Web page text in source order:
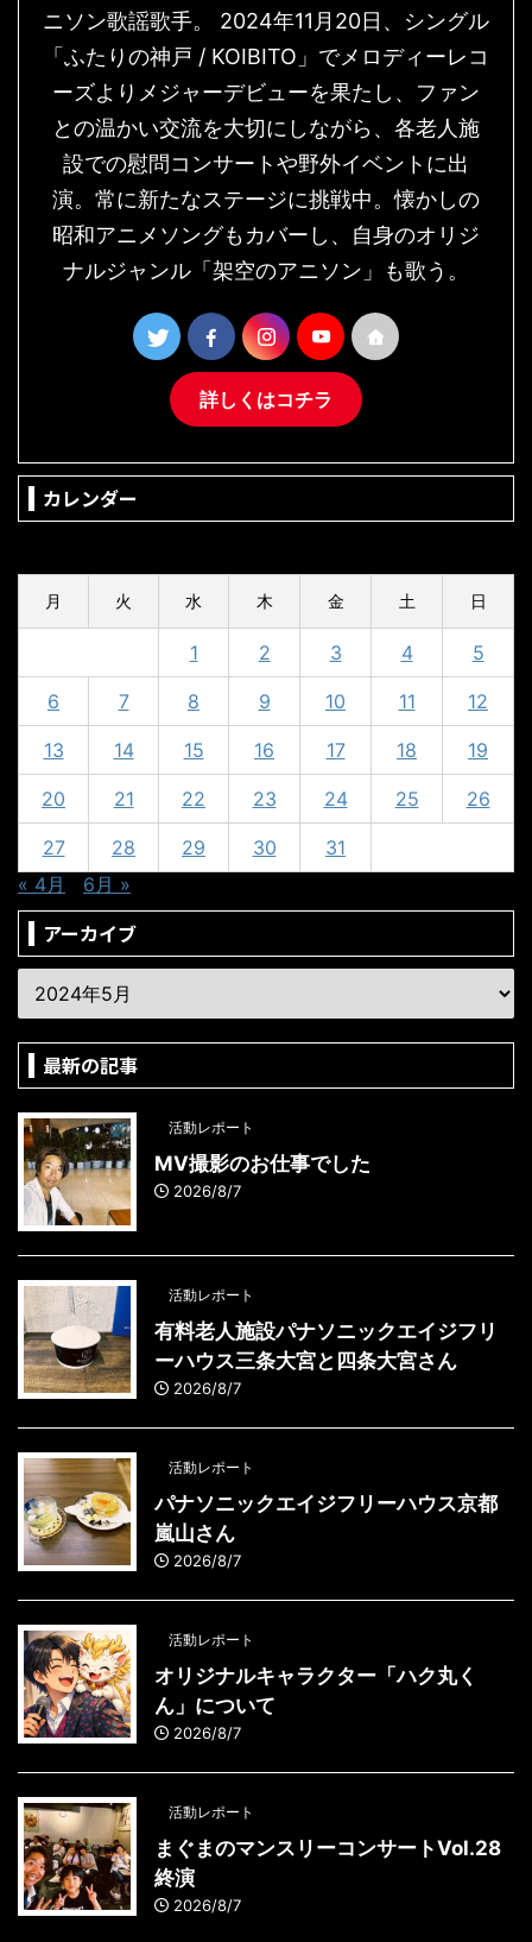
ニソン歌謡歌手。 2024年11月20日、シングル
「ふたりの神戸 / KOIBITO」でメロディーレコ
ーズよりメジャーデビューを果たし、ファン
との温かい交流を大切にしながら、各老人施
設での慰問コンサートや野外イベントに出
演。常に新たなステージに挑戦中。懐かしの
昭和アニメソングもカバーし、自身のオリジ
ナルジャンル「架空のアニソン」も歌う。
詳しくはコチラ
カレンダー
月 火 水 木 金 土 日
1 2 3 4 5
6 7 8 9 10 11 12
13 14 15 16 17 18 19
20 21 22 23 24 25 26
27 28 29 30
31
« 4月
6月 »
アーカイブ
最新の記事
活動レポート
MV撮影のお仕事でした
2026/8/7
活動レポート
有料老人施設パナソニックエイジフリ
ーハウス三条大宮と四条大宮さん
2026/8/7
活動レポート
パナソニックエイジフリーハウス京都
嵐山さん
2026/8/7
活動レポート
オリジナルキャラクター「ハク丸く
ん」について
2026/8/7
活動レポート
まぐまのマンスリーコンサートVol.28
終演
2026/8/7